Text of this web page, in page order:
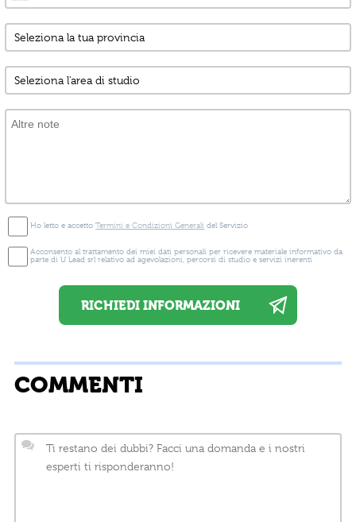
Ho letto e accettoTermini e Condizioni Generali del Servizio
Acconsento al trattamento dei miei dati personali per ricevere materiale informativo da
parte di U Lead srl relativo ad agevolazioni, percorsi di studio e servizi inerenti
COMMENTI